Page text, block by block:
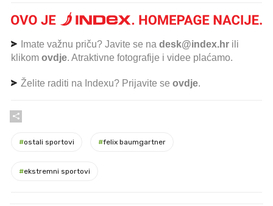
Imate važnu priču? Javite se na desk@index.hr ili
klikom ovdje. Atraktivne fotografije i videe plaćamo.
Želite raditi na Indexu? Prijavite se ovdje.
#ostali sportovi #felix baumgartner
#ekstremni sportovi